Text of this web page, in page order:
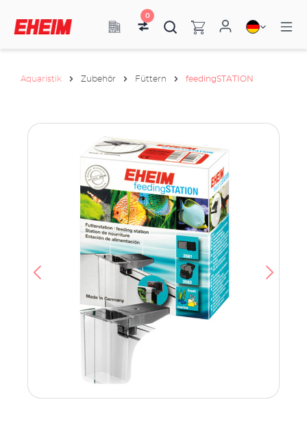
0
Aquaristik Zubehör Füttern feedingSTATION